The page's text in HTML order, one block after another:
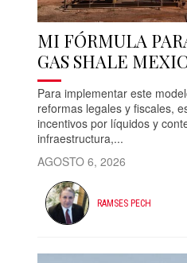
MI FÓRMULA
GAS SHALE
Para implementar este
reformas legales y fiscales,
incentivos por líquidos y
infraestructura,...
AGOSTO 6, 2026
RAMSES PECH